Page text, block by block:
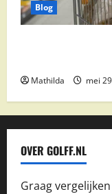
Blog
Mathilda mei
OVER GOLFF.NL
Graag